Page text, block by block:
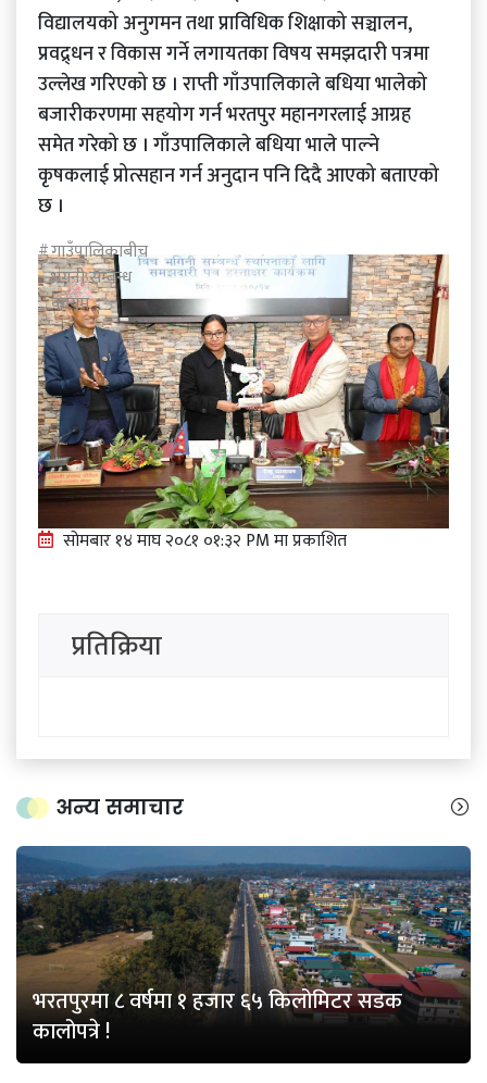
विद्यालयको अनुगमन तथा प्राविधिक शिक्षाको सञ्चालन,
प्रवद्र्धन र विकास गर्ने लगायतका विषय समझदारी पत्रमा
उल्लेख गरिएको छ । राप्ती गाँउपालिकाले बधिया भालेको
बजारीकरणमा सहयोग गर्न भरतपुर महानगरलाई आग्रह
समेत गरेको छ । गाँउपालिकाले बधिया भाले पाल्ने
कृषकलाई प्रोत्सहान गर्न अनुदान पनि दिदै आएको बताएको
छ ।
गाउँपालिकाबीच
भगनी सम्बन्ध
कायम
सोमबार १४ माघ २०८१ ०१:३२ PM मा प्रकाशित
प्रतिक्रिया
अन्य समाचार
भरतपुरमा ८ वर्षमा १ हजार ६५ किलोमिटर सडक
कालोपत्रे !